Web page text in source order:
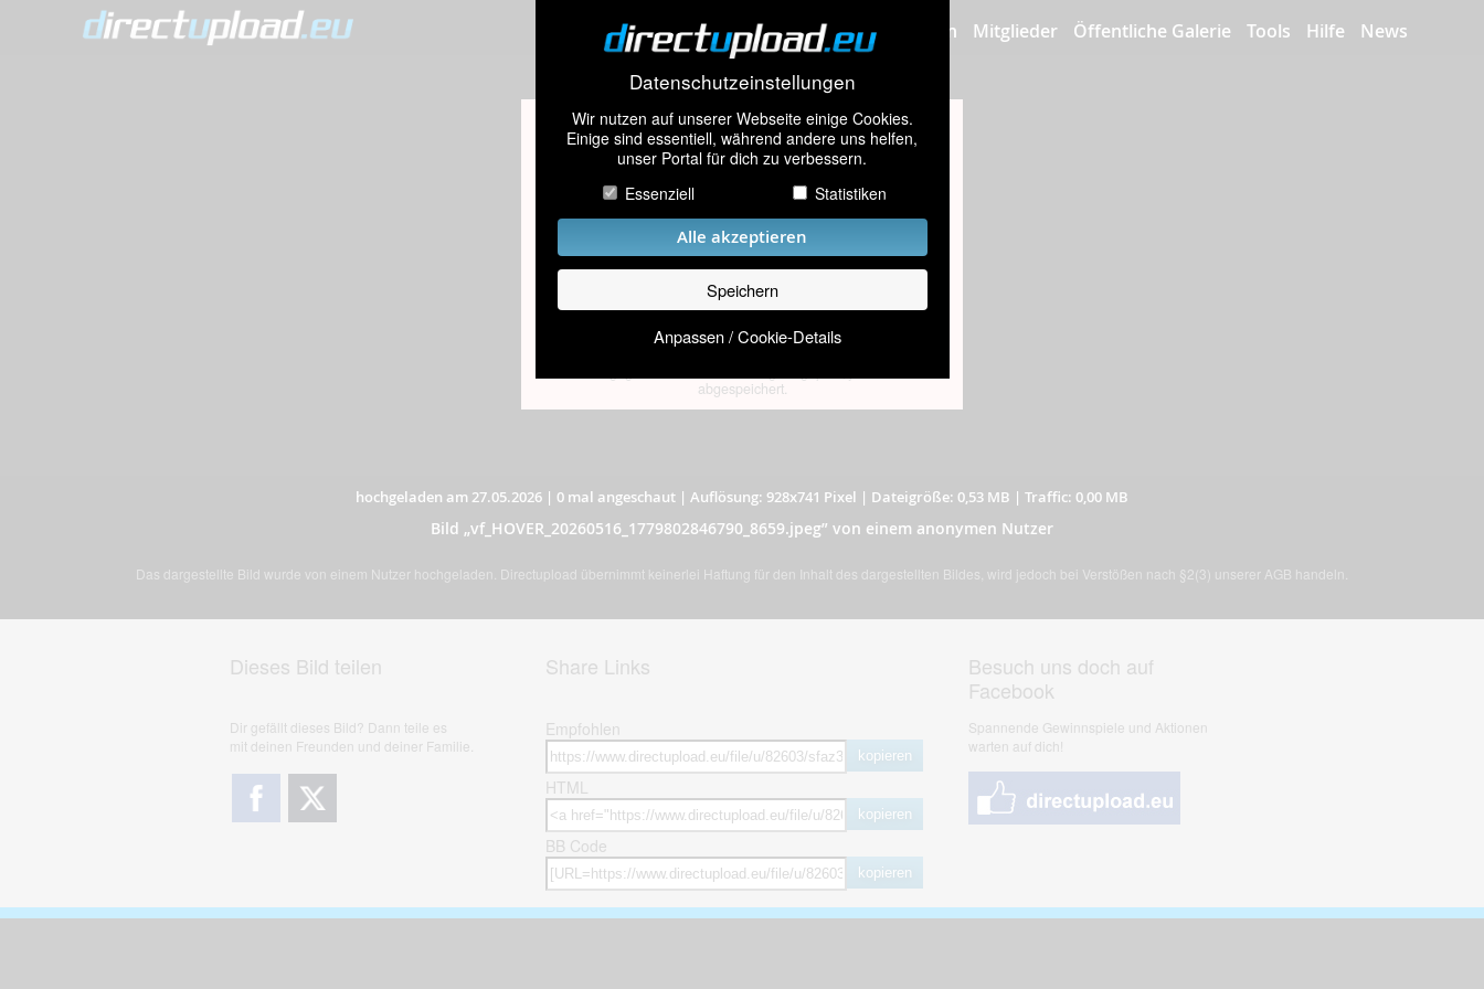
Datenschutzeinstellungen
Wir nutzen auf unserer Webseite einige Cookies.
Einige sind essentiell, während andere uns helfen,
unser Portal für dich zu verbessern.
Essenziell
Statistiken
Alle akzeptieren
Speichern
Anpassen / Cookie-Details
Bilder hochladen Mitglieder Öffentliche Galerie Tools Hilfe News
Altersprüfung
Dieses Bild scheint Inhalte zu enthalten, die nur für
Personen über 18 Jahren geeignet sind.
Bitte gib dein Geburtsdatum ein
Absenden
abgespeichert.
hochgeladen am 27.05.2026 | 0 mal angeschaut | Auflösung: 928x741 Pixel | Dateigröße: 0,53 MB | Traffic: 0,00 MB
Bild „vf_HOVER_20260516_1779802846790_8659.jpeg” von einem anonymen Nutzer
Das dargestellte Bild wurde von einem Nutzer hochgeladen. Directupload übernimmt keinerlei Haftung für den Inhalt des dargestellten Bildes, wird jedoch bei Verstößen nach §2(3) unserer AGB handeln.
Dieses Bild teilen
Dir gefällt dieses Bild? Dann teile es
mit deinen Freunden und deiner Familie.
Share Links
Empfohlen
kopieren
HTML
kopieren
BB Code
kopieren
Besuch uns doch auf
Facebook
Spannende Gewinnspiele und Aktionen
warten auf dich!